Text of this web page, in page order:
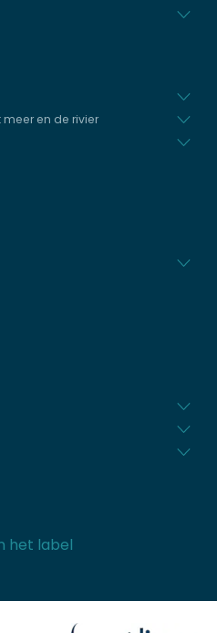
en de rivier
het label